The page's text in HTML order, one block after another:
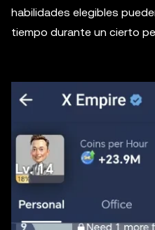
habilidades elegibles
tiempo durante un cierto